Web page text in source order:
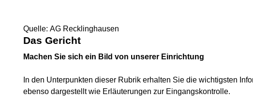
Quelle: AG Recklinghausen
Das Gericht
Machen Sie sich ein Bild von unserer Einrichtung
In den Unterpunkten dieser Rubrik erhalten Sie die wichtigsten
ebenso dargestellt wie Erläuterungen zur Eingangskontrolle.